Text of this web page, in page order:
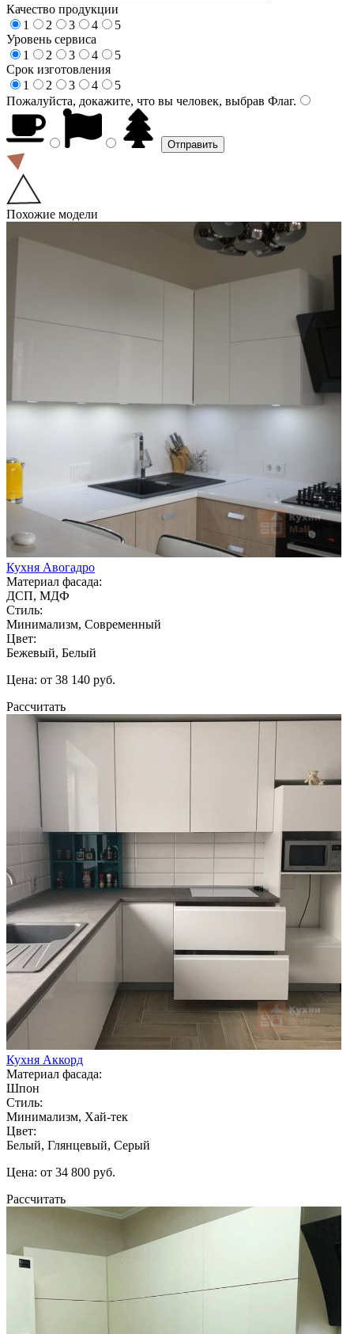
Качество продукции
1
2 3 4
5
Уровень сервиса
1
2 3 4
5
Срок изготовления
1
2 3 4
5
Пожалуйста, докажите, что вы человек, выбрав Флаг.
Похожие модели
Кухня Авогадро
Материал фасада:
ДСП, МДФ
Стиль:
Минимализм, Современный
Цвет:
Бежевый, Белый
Цена: от 38 140 руб.
Рассчитать
Кухня Аккорд
Материал фасада:
Шпон
Стиль:
Минимализм, Хай-тек
Цвет:
Белый, Глянцевый, Серый
Цена: от 34 800 руб.
Рассчитать